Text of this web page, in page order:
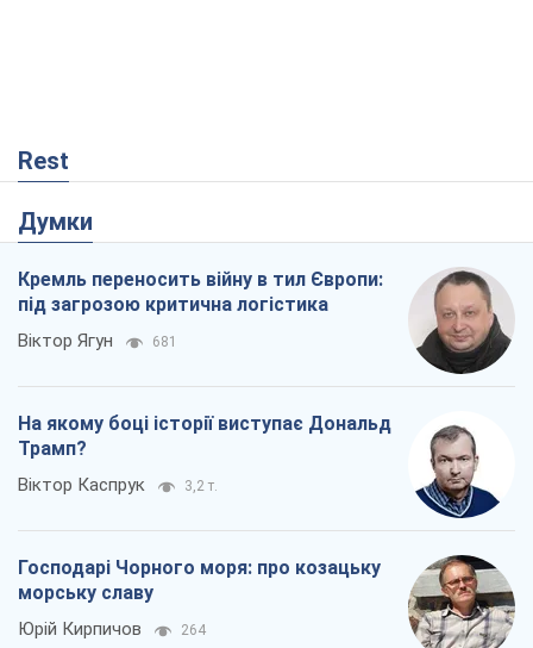
Rest
Думки
Кремль переносить війну в тил Європи:
під загрозою критична логістика
Віктор Ягун 681
На якому боці історії виступає Дональд
Трамп?
Віктор Каспрук 3,2 т.
Господарі Чорного моря: про козацьку
морську славу
Юрій Кирпичов 264